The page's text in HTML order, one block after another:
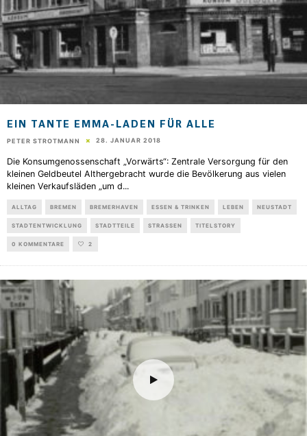
EIN TANTE EMMA-LADEN FÜR ALLE
PETER STROTMANN 28. JANUAR 2018
Die Konsumgenossenschaft „Vorwärts“: Zentrale Versorgung für den
kleinen Geldbeutel Althergebracht wurde die Bevölkerung aus vielen
kleinen Verkaufsläden „um d...
ALLTAG BREMEN BREMERHAVEN ESSEN & TRINKEN LEBEN NEUSTADT
STADTENTWICKLUNG STADTTEILE STRASSEN TITELSTORY
0 KOMMENTARE 2